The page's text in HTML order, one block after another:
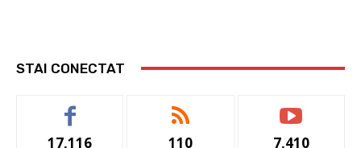
STAI CONECTAT
17,116 110 7,410